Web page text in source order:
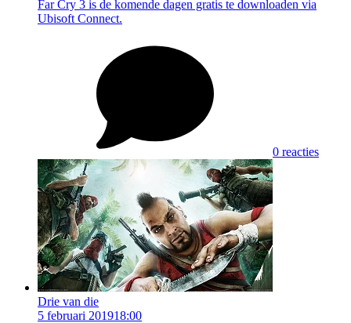
Far Cry 3 is de komende dagen gratis te downloaden via
Ubisoft Connect.
0 reacties
Drie van die
5 februari 201918:00